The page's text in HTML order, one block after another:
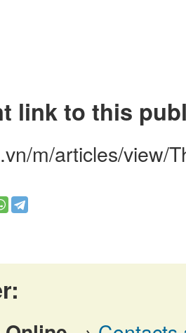
link to this
m/articles/view/